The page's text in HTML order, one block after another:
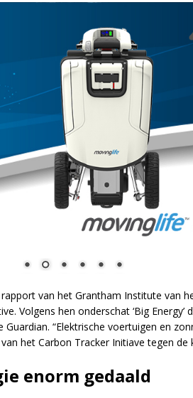
van het Grantham Institute van
Volgens hen onderschat ‘Big Energy’
“Elektrische voertuigen en
het Carbon Tracker Initiave tegen de
enorm gedaald